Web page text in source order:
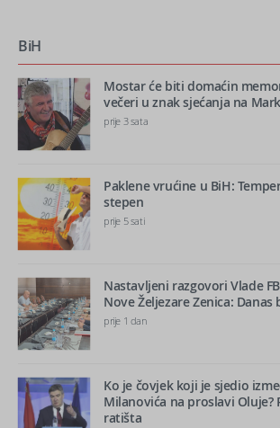
BiH
Mostar će biti domaćin
večeri u znak sjećanja na
prije 3 sata
Paklene vrućine u BiH:
stepen
prije 5 sati
Nastavljeni razgovori Vlade
Nove Željezare Zenica: Danas
prije 1 dan
Ko je čovjek koji je sjedio
Milanovića na proslavi Oluje?
ratišta